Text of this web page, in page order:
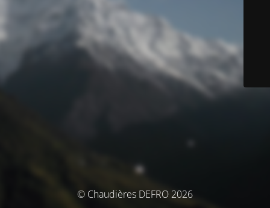
© Chaudières DEFRO 2026